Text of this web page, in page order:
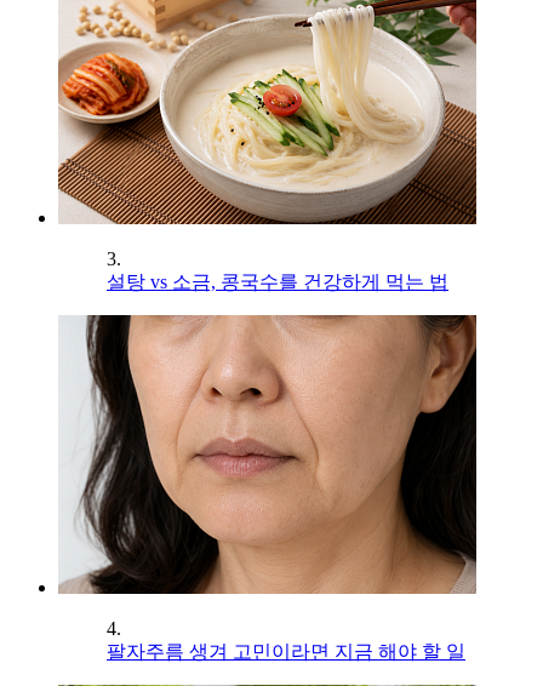
3.
설탕 vs 소금, 콩국수를 건강하게 먹는 법
4.
팔자주름 생겨 고민이라면 지금 해야 할 일